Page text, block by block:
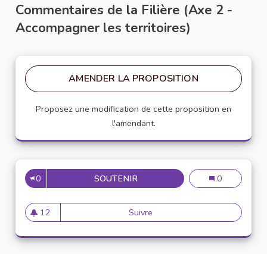
Commentaires de la Filière (Axe 2 -
Accompagner les territoires)
AMENDER LA PROPOSITION
Proposez une modification de cette proposition en
l'amendant.
0 SOUTENIR15 15
0
12
12 abonnés
Suivre